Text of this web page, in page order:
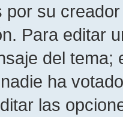
por su
Para editar
del
ha
las